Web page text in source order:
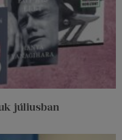
júliusban